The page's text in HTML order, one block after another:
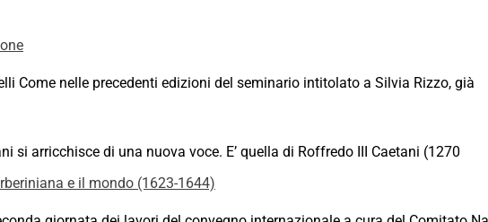
Come nelle precedenti edizioni del seminario intitolato a Silvia Rizzo, già
si arricchisce di una nuova voce. E’ quella di Roffredo III Caetani (1270
e il mondo (1623-1644)